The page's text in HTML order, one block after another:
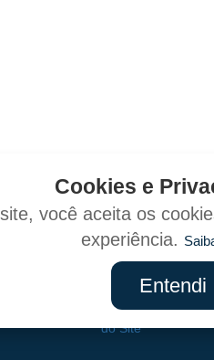
Mapa
do Site
Cookies e
você aceita os
experiência.
Entendi